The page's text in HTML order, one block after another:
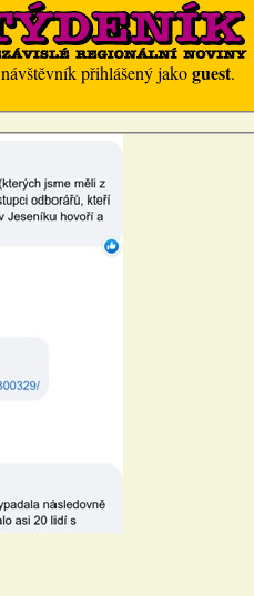
návštěvník přihlášený jakoguest.